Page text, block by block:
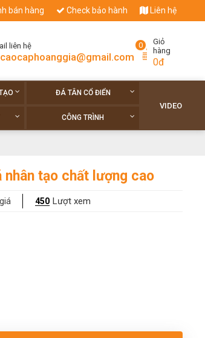
bán hàng Check bảo hành Liên hệ
liên hệ 0
Giỏ
hàng
0đ
ĐÁ TÂN CỔ ĐIỂN
CÔNG TRÌNH
VIDEO
tạo chất lượng cao
450 Lượt xem